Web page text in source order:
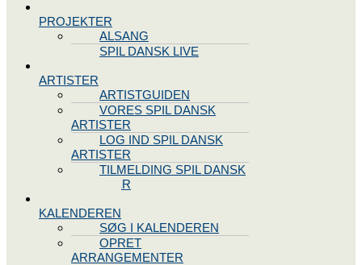
PROJEKTER
ALSANG
SPIL DANSK LIVE
ARTISTER
ARTISTGUIDEN
VORES SPIL DANSK
ARTISTER
LOG IND SPIL DANSK
ARTISTER
TILMELDING SPIL DANSK
ARTISTER
KALENDEREN
SØG I KALENDEREN
OPRET
ARRANGEMENTER